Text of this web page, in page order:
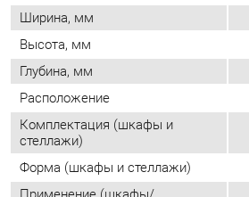
Комплектация (шкафы и
стеллажи)
Форма (шкафы и стеллажи)
Применение (шкафы/
стеллажи)
Возможность подсветки
Тип (шкафы/стеллажи)
Двери